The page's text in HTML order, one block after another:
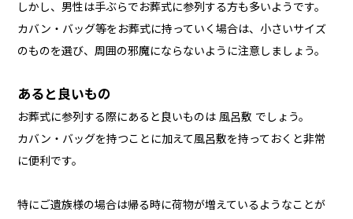
しかし、男性は手ぶらでお葬式に参列する方も多いようです。
カバン・バッグ等をお葬式に持っていく場合は、小さいサイズ
のものを選び、周囲の邪魔にならないように注意しましょう。
あると良いもの
お葬式に参列する際にあると良いものは 風呂敷 でしょう。
カバン・バッグを持つことに加えて風呂敷を持っておくと非常
に便利です。
特にご遺族様の場合は帰る時に荷物が増えているようなことが